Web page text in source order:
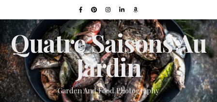
Quatre Saisons Au
Jardin
Garden And Food Photography